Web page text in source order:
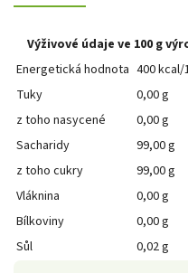
Výživové údaje ve 100 g
Energetická hodnota 400 kcal/
Tuky
0,00 g
z toho nasycené
0,00 g
Sacharidy
99,00 g
z toho cukry
99,00 g
Vláknina
0,00 g
Bílkoviny
0,00 g
Sůl
0,02 g